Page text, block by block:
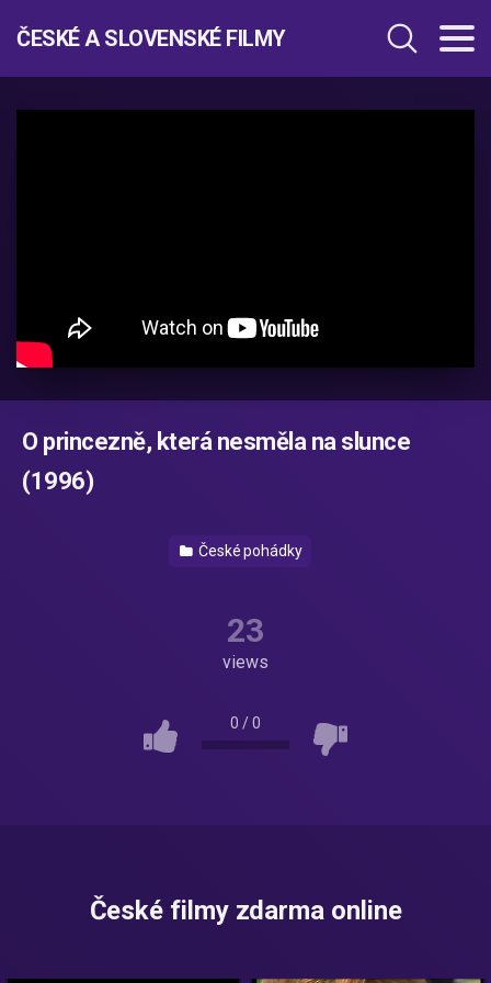
ČESKÉ A SLOVENSKÉ FILMY
O princezně, která nesměla na slunce
(1996)
České pohádky
23
views
0 /0
České filmy zdarma online